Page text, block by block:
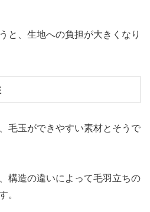
と、生地への負担が大きくなり
毛玉ができやすい素材とそうで
構造の違いによって毛羽立ちの
。